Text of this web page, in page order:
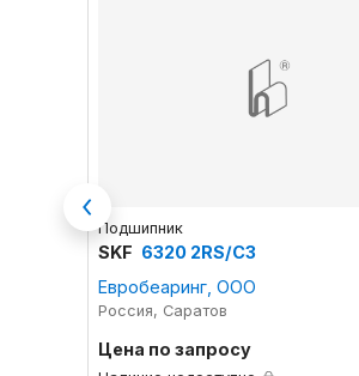
Подшипник
SKF 6320 2RS/C3
Евробеаринг, ООО
Россия, Саратов
Цена по запросу
Previous